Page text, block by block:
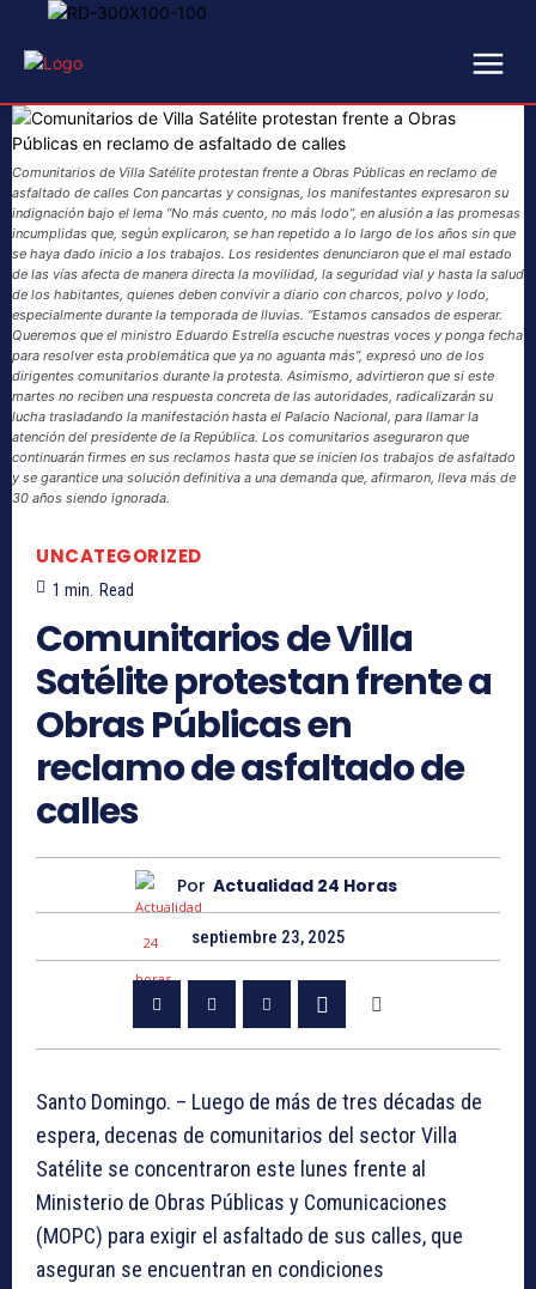
Comunitarios de Villa Satélite protestan frente a Obras Públicas en reclamo de
asfaltado de calles Con pancartas y consignas, los manifestantes expresaron su
indignación bajo el lema “No más cuento, no más lodo”, en alusión a las promesas
incumplidas que, según explicaron, se han repetido a lo largo de los años sin que
se haya dado inicio a los trabajos. Los residentes denunciaron que el mal estado
de las vías afecta de manera directa la movilidad, la seguridad vial y hasta la salud
de los habitantes, quienes deben convivir a diario con charcos, polvo y lodo,
especialmente durante la temporada de lluvias. “Estamos cansados de esperar.
Queremos que el ministro Eduardo Estrella escuche nuestras voces y ponga fecha
para resolver esta problemática que ya no aguanta más”, expresó uno de los
dirigentes comunitarios durante la protesta. Asimismo, advirtieron que si este
martes no reciben una respuesta concreta de las autoridades, radicalizarán su
lucha trasladando la manifestación hasta el Palacio Nacional, para llamar la
atención del presidente de la República. Los comunitarios aseguraron que
continuarán firmes en sus reclamos hasta que se inicien los trabajos de asfaltado
y se garantice una solución definitiva a una demanda que, afirmaron, lleva más de
30 años siendo ignorada.
UNCATEGORIZED
1 min. Read
Comunitarios de Villa
Satélite protestan frente a
Obras Públicas en
reclamo de asfaltado de
calles
Por Actualidad 24 Horas
septiembre 23, 2025
Santo Domingo. – Luego de más de tres décadas de
espera, decenas de comunitarios del sector Villa
Satélite se concentraron este lunes frente al
Ministerio de Obras Públicas y Comunicaciones
(MOPC) para exigir el asfaltado de sus calles, que
aseguran se encuentran en condiciones